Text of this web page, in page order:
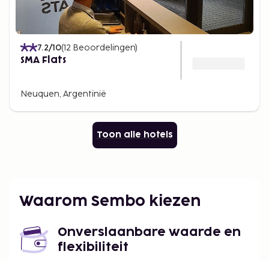
7.2/10(12 Beoordelingen)
SMA Flats
Neuquen, Argentinië
Toon alle hotels
Waarom Sembo kiezen
Onverslaanbare waarde en
flexibiliteit